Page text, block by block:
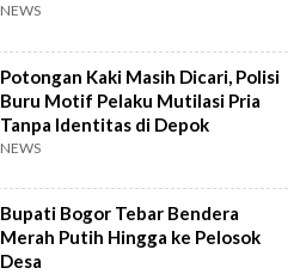
NEWS
Potongan Kaki Masih Dicari, Polisi
Buru Motif Pelaku Mutilasi Pria
Tanpa Identitas di Depok
NEWS
Bupati Bogor Tebar Bendera
Merah Putih Hingga ke Pelosok
Desa